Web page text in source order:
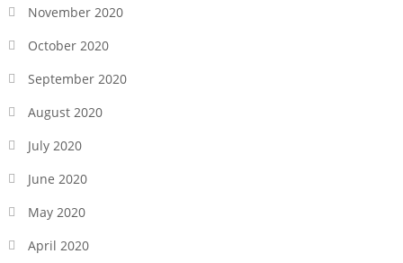
November 2020
October 2020
September 2020
August 2020
July 2020
June 2020
May 2020
April 2020